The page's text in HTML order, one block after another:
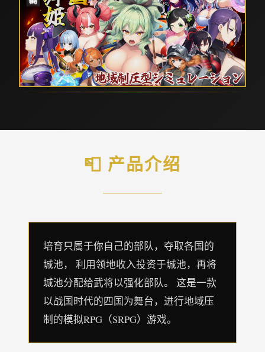
📮 产品介绍
培育只属于你自己的部队，夺取各国的
城池， 利用领地收入投资于城池，再将
城池分配给武将以强化部队。 这是一款
以战国时代的四国为舞台，进行地域压
制的模拟RPG（SRPG）游戏。